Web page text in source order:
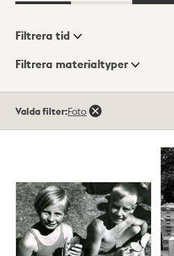
Visningsläge
Filtrera tid
Filtrera materialtyper
träffar
Valda filter:Foto